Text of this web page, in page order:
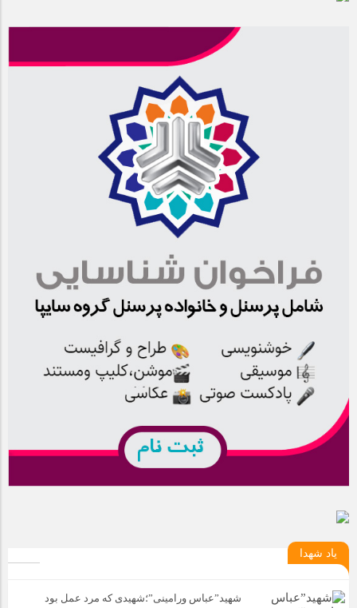
یاد شهدا
شهید”عباس ورامینی”؛شهیدی که مرد عمل بود